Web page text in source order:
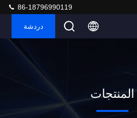
86-18796990119
دردشة
المنتجات